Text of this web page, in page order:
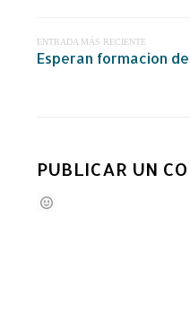
ENTRADA MÁS RECIENTE
Esperan formacion
PUBLICAR UN